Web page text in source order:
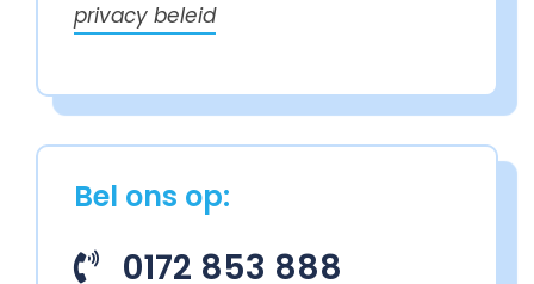
privacy beleid
Bel ons op:
0172 853 888